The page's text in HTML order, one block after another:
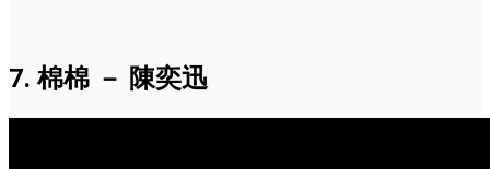
7. 棉棉 － 陳奕迅